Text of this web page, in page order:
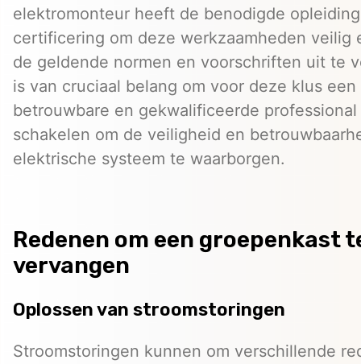
elektromonteur heeft de benodigde
certificering om deze werkzaamheden veilig
de geldende normen en voorschriften uit te
is van cruciaal belang om voor deze klus een
betrouwbare en gekwalificeerde
schakelen om de veiligheid en
elektrische systeem te waarborgen.
Redenen om een groepenkast
vervangen
Oplossen van stroomstoringen
Stroomstoringen kunnen om verschillende